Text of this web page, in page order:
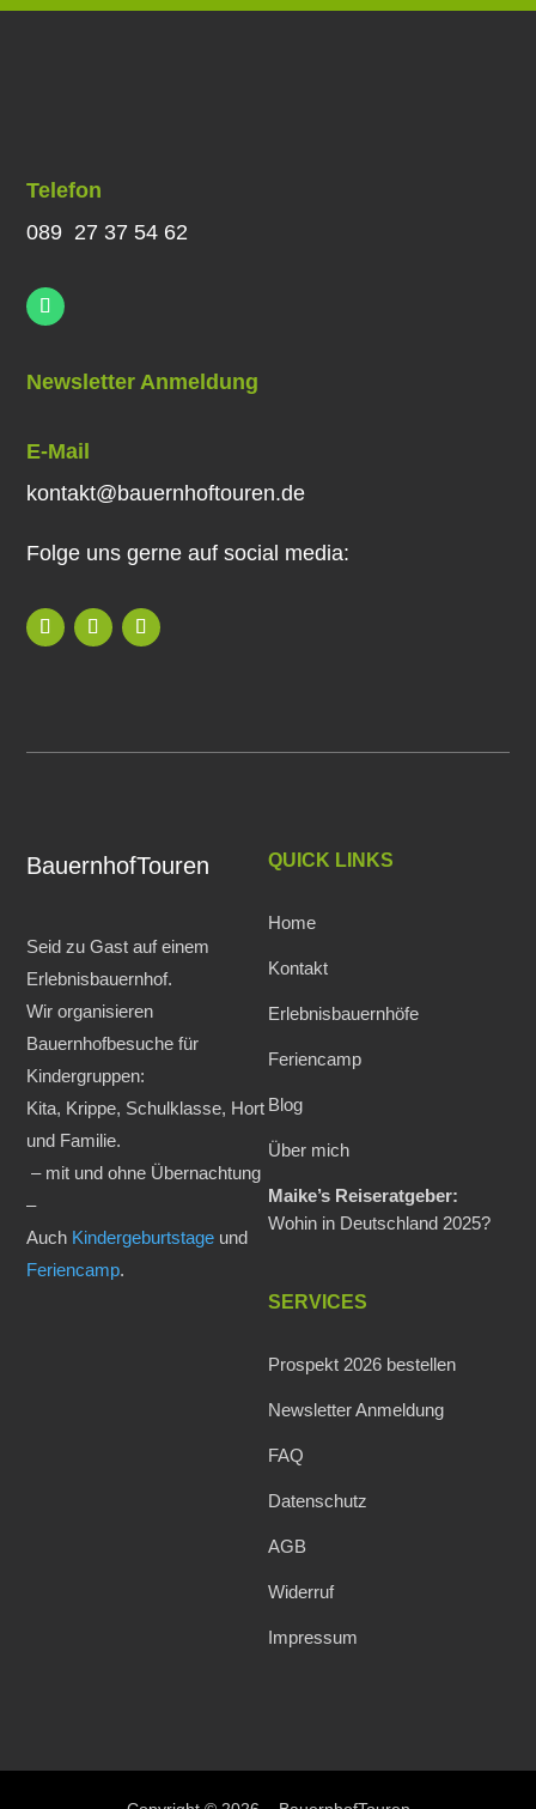
Telefon
089 27 37 54 62
Newsletter Anmeldung
E-Mail
kontakt@bauernhoftouren.de
Folge uns gerne auf social media:
BauernhofTouren
Seid zu Gast auf einem
Erlebnisbauernhof.
Wir organisieren
Bauernhofbesuche für
Kindergruppen:
Kita, Krippe, Schulklasse, Hort
und Familie.
– mit und ohne Übernachtung
–
Auch Kindergeburtstage und
Feriencamp.
QUICK LINKS
Home
Kontakt
Erlebnisbauernhöfe
Feriencamp
Blog
Über mich
Maike’s Reiseratgeber:
Wohin in Deutschland 2025?
SERVICES
Prospekt 2026 bestellen
Newsletter Anmeldung
FAQ
Datenschutz
AGB
Widerruf
Impressum